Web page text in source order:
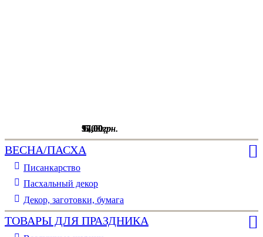
15,00грн.
52,00грн.
5,00грн.
97,00грн.
ВЕСНА/ПАСХА
Писанкарство
Пасхальный декор
Декор, заготовки, бумага
ТОВАРЫ ДЛЯ ПРАЗДНИКА